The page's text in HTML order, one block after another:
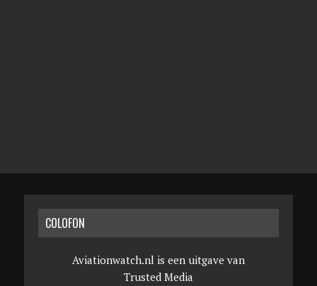
COLOFON
Aviationwatch.nl is een uitgave van
Trusted Media